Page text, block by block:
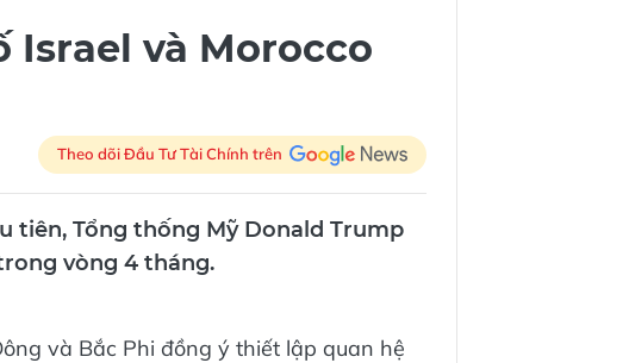
Israel và Morocco
Theo dõi Đầu Tư Tài Chính trên
tiên, Tổng thống Mỹ Donald Trump
vòng 4 tháng.